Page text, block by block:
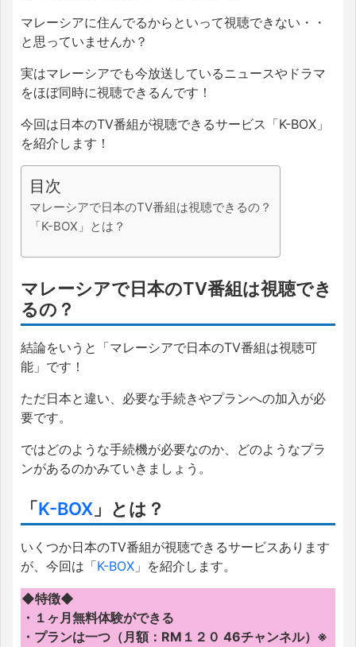
マレーシアに住んでるからといって視聴できない・・
と思っていませんか？
実はマレーシアでも今放送しているニュースやドラマ
をほぼ同時に視聴できるんです！
今回は日本のTV番組が視聴できるサービス「K-BOX」
を紹介します！
目次
マレーシアで日本のTV番組は視聴できるの？
「K-BOX」とは？
マレーシアで日本のTV番組は視聴でき
るの？
結論をいうと「マレーシアで日本のTV番組は視聴可
能」です！
ただ日本と違い、必要な手続きやプランへの加入が必
要です。
ではどのような手続機が必要なのか、どのようなプラ
ンがあるのかみていきましょう。
「K-BOX 」とは？
いくつか日本のTV番組が視聴できるサービスあります
が、今回は「K-BOX 」を紹介します。
◆特徴◆
・１ヶ月無料体験ができる
・プランは一つ（月額：RM１２０ 46チャンネル）※